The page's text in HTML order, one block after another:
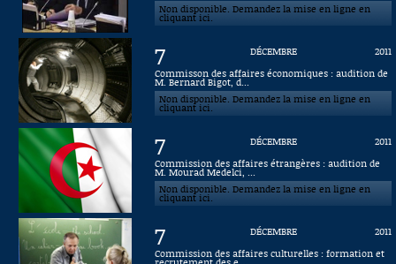
Non disponible. Demandez la mise en ligne en
cliquant ici.
7 DÉCEMBRE
2011
Commisson des affaires économiques : audition de
M. Bernard Bigot, d...
Non disponible. Demandez la mise en ligne en
cliquant ici.
7 DÉCEMBRE
2011
Commission des affaires étrangères : audition de
M. Mourad Medelci, ...
Non disponible. Demandez la mise en ligne en
cliquant ici.
7 DÉCEMBRE
2011
Commission des affaires culturelles : formation et